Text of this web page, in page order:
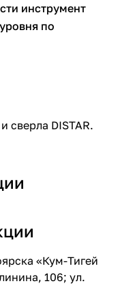
инструмент
по
сверла DISTAR.
«Кум-Тигей
106; ул.